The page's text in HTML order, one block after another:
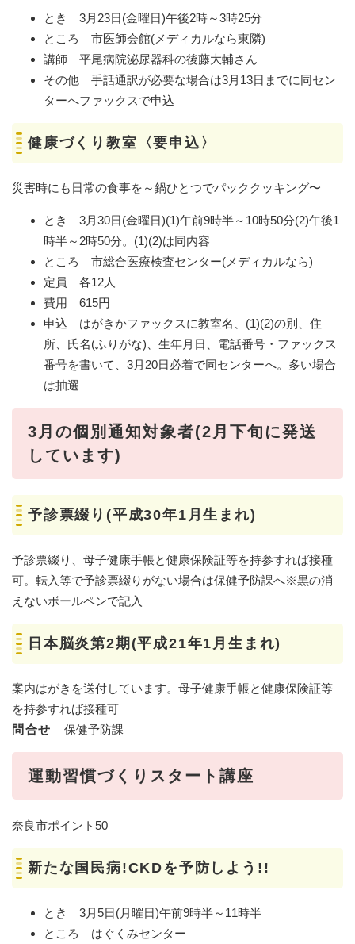
とき 3月23日(金曜日)午後2時～3時25分
ところ 市医師会館(メディカルなら東隣)
講師 平尾病院泌尿器科の後藤大輔さん
その他 手話通訳が必要な場合は3月13日までに同セン
ターへファックスで申込
健康づくり教室〈要申込〉
災害時にも日常の食事を～鍋ひとつでパッククッキング〜
とき 3月30日(金曜日)(1)午前9時半～10時50分(2)午後1
時半～2時50分。(1)(2)は同内容
ところ 市総合医療検査センター(メディカルなら)
定員 各12人
費用 615円
申込 はがきかファックスに教室名、(1)(2)の別、住
所、氏名(ふりがな)、生年月日、電話番号・ファックス
番号を書いて、3月20日必着で同センターへ。多い場合
は抽選
3月の個別通知対象者(2月下旬に発送
しています)
予診票綴り(平成30年1月生まれ)
予診票綴り、母子健康手帳と健康保険証等を持参すれば接種
可。転入等で予診票綴りがない場合は保健予防課へ※黒の消
えないボールペンで記入
日本脳炎第2期(平成21年1月生まれ)
案内はがきを送付しています。母子健康手帳と健康保険証等
を持参すれば接種可
問合せ 保健予防課
運動習慣づくりスタート講座
奈良市ポイント50
新たな国民病!CKDを予防しよう!!
とき 3月5日(月曜日)午前9時半～11時半
ところ はぐくみセンター